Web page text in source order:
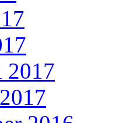
2017